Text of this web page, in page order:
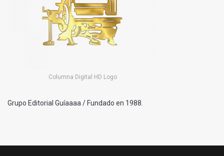
Columna Digital HD Logo
Grupo Editorial Guíaaaa / Fundado en 1988.